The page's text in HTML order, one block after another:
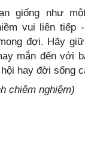
giống như
vui liên tiếp
đợi. Hãy
mắn đến với
hay đời sống
chiêm nghiệm)